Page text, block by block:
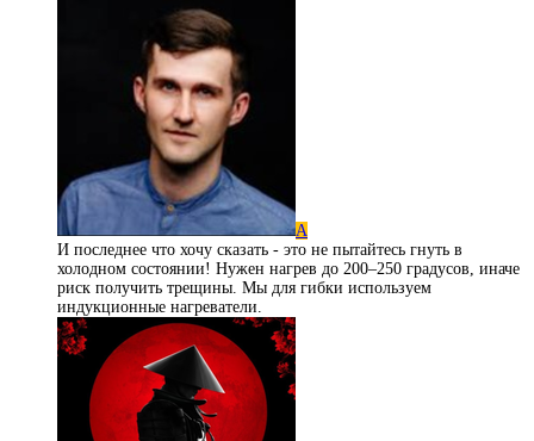
А
И последнее что хочу сказать - это не пытайтесь гнуть в
холодном состоянии! Нужен нагрев до 200–250 градусов, иначе
риск получить трещины. Мы для гибки используем
индукционные нагреватели.